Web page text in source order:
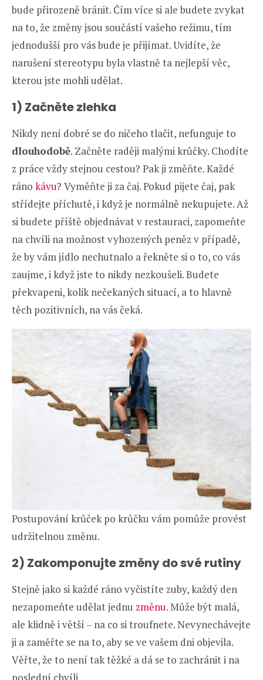
bude přirozeně bránit. Čím více si ale budete zvykat
na to, že změny jsou součástí vašeho režimu, tím
jednodušší pro vás bude je přijímat. Uvidíte, že
narušení stereotypu byla vlastně ta nejlepší věc,
kterou jste mohli udělat.
1) Začněte zlehka
Nikdy není dobré se do ničeho tlačit, nefunguje to
dlouhodobě. Začněte raději malými krůčky. Chodíte
z práce vždy stejnou cestou? Pak ji změňte. Každé
ráno kávu? Vyměňte ji za čaj. Pokud pijete čaj, pak
střídejte příchutě, i když je normálně nekupujete. Až
si budete příště objednávat v restauraci, zapomeňte
na chvíli na možnost vyhozených peněz v případě,
že by vám jídlo nechutnalo a řekněte si o to, co vás
zaujme, i když jste to nikdy nezkoušeli. Budete
překvapeni, kolik nečekaných situací, a to hlavně
těch pozitivních, na vás čeká.
Postupování krůček po krůčku vám pomůže provést
udržitelnou změnu.
2) Zakomponujte změny do své rutiny
Stejně jako si každé ráno vyčistíte zuby, každý den
nezapomeňte udělat jednu změnu. Může být malá,
ale klidně i větší – na co si troufnete. Nevynechávejte
ji a zaměřte se na to, aby se ve vašem dni objevila.
Věřte, že to není tak těžké a dá se to zachránit i na